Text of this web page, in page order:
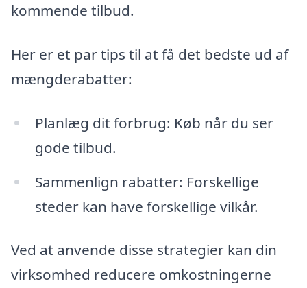
kommende tilbud.
Her er et par tips til at få det bedste ud af
mængderabatter:
Planlæg dit forbrug: Køb når du ser
gode tilbud.
Sammenlign rabatter: Forskellige
steder kan have forskellige vilkår.
Ved at anvende disse strategier kan din
virksomhed reducere omkostningerne